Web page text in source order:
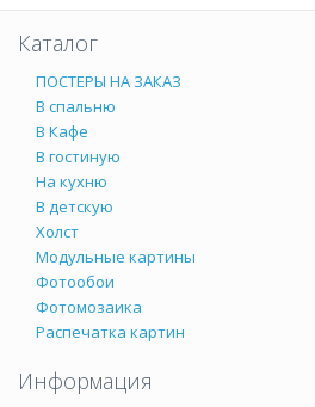
Каталог
ПОСТЕРЫ НА ЗАКАЗ
В спальню
В Кафе
В гостиную
На кухню
В детскую
Холст
Модульные картины
Фотообои
Фотомозаика
Распечатка картин
Информация